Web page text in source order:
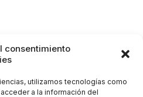
consentimiento
utilizamos tecnologías como
a la información del